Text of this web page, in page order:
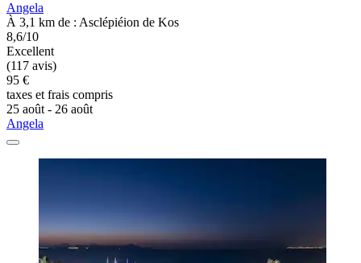
Angela
À 3,1 km de : Asclépiéion de Kos
8,6/10
Excellent
(117 avis)
95 €
taxes et frais compris
25 août - 26 août
Angela